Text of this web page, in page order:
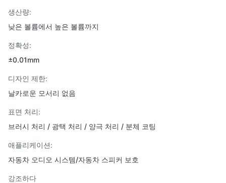
생산량:
낮은 볼륨에서 높은 볼륨까지
정확성:
±0.01mm
디자인 제한:
날카로운 모서리 없음
표면 처리:
브러시 처리 / 광택 처리 / 양극 처리 / 분체 코팅
애플리케이션:
자동차 오디오 시스템/자동차 스피커 보호
강조하다